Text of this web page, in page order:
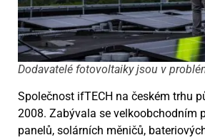
Dodavatelé fotovoltaiky jsou v
Společnost ifTECH na českém trhu
2008. Zabývala se velkoobchodním
panelů, solárních měničů,